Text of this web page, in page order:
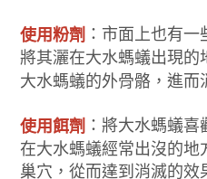
使用粉劑 ：市面上也有
將其灑在大水螞蟻出現的
大水螞蟻的外骨骼，進而
使用餌劑 ：將大水螞蟻
在大水螞蟻經常出沒的地
巢穴，從而達到消滅的效